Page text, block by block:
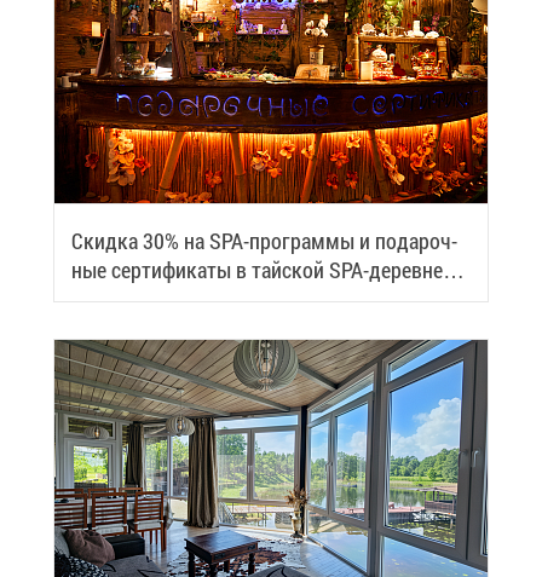
Скид­ка 30% на SPA-про­грам­мы и по­да­роч­
ные сер­ти­фи­ка­ты в тай­ской SPA-де­ревне
Samui